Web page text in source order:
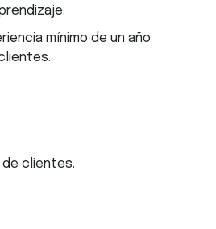
mínimo de un año
clientes.